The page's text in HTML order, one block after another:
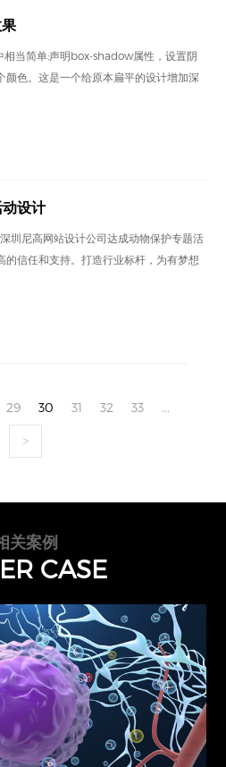
相当简单:声明box-shadow属性，设置阴
颜色。这是一个给原本扁平的设计增加深
设计
圳尼高网站设计公司达成动物保护专题活
的信任和支持。打造行业标杆，为有梦想
29 30 31 32 33 ...
>
关案例
CASE